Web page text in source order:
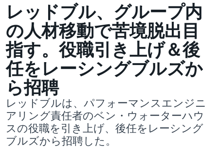
レッドブル、グループ内
の人材移動で苦境脱出目
指す。役職引き上げ＆後
任をレーシングブルズか
ら招聘
レッドブルは、パフォーマンスエンジニ
アリング責任者のベン・ウォーターハウ
スの役職を引き上げ、後任をレーシング
ブルズから招聘した。